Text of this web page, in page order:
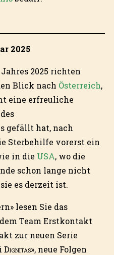
2025
2025 richten
Blick nach Österreich,
eine erfreuliche
gefällt hat, nach
Sterbehilfe vorerst ein
in die USA, wo die
schon lange nicht
es derzeit ist.
lesen Sie das
Team Erstkontakt
zur neuen Serie
Dignitas», neue Folgen